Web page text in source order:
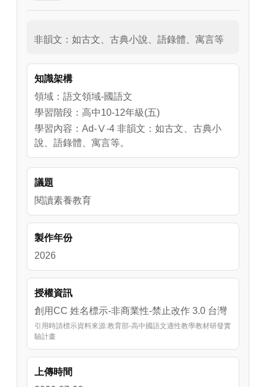
非韻文：如古文、古典小說、語錄體、寓言等
知識架構
領域：語文領域-國語文
學習階段：高中10-12年級(五)
學習內容：Ad-Ⅴ-4 非韻文：如古文、古典小
說、語錄體、寓言等。
議題
閱讀素養教育
製作年份
2026
授權資訊
創用CC 姓名標示-非商業性-禁止改作 3.0 台灣
引用時請標示資料來源:教育部-高中國語文適性教學教材研發實
驗計畫
上傳時間